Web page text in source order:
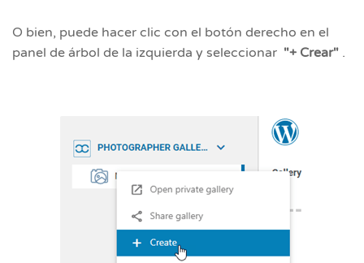
O bien, puede hacer clic con el botón derecho en el
panel de árbol de la izquierda y seleccionar "+ Crear" .